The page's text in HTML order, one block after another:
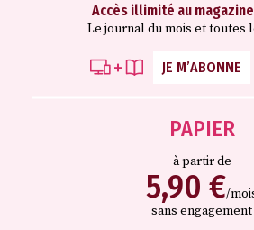
Accès illimité au
Le journal du mois et toutes
JE M’ABONNE
PAPIER
à partir de
5,90 €/
sans engagement